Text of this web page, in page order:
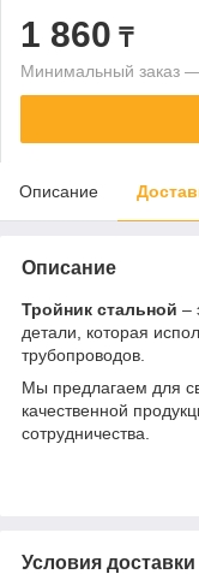
1 860 ₸
Минимальный заказ
Описание
Описание
Тройник стальной –
детали, которая
трубопроводов.
Мы предлагаем для
качественной
сотрудничества.
Условия доставки